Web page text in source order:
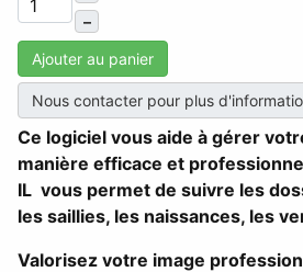
–
Ajouter au panier
Nous contacter pour plus
Ce logiciel vous aide à gérer
manière efficace et
IL vous permet de suivre les
les saillies, les naissances, les
Valorisez votre image